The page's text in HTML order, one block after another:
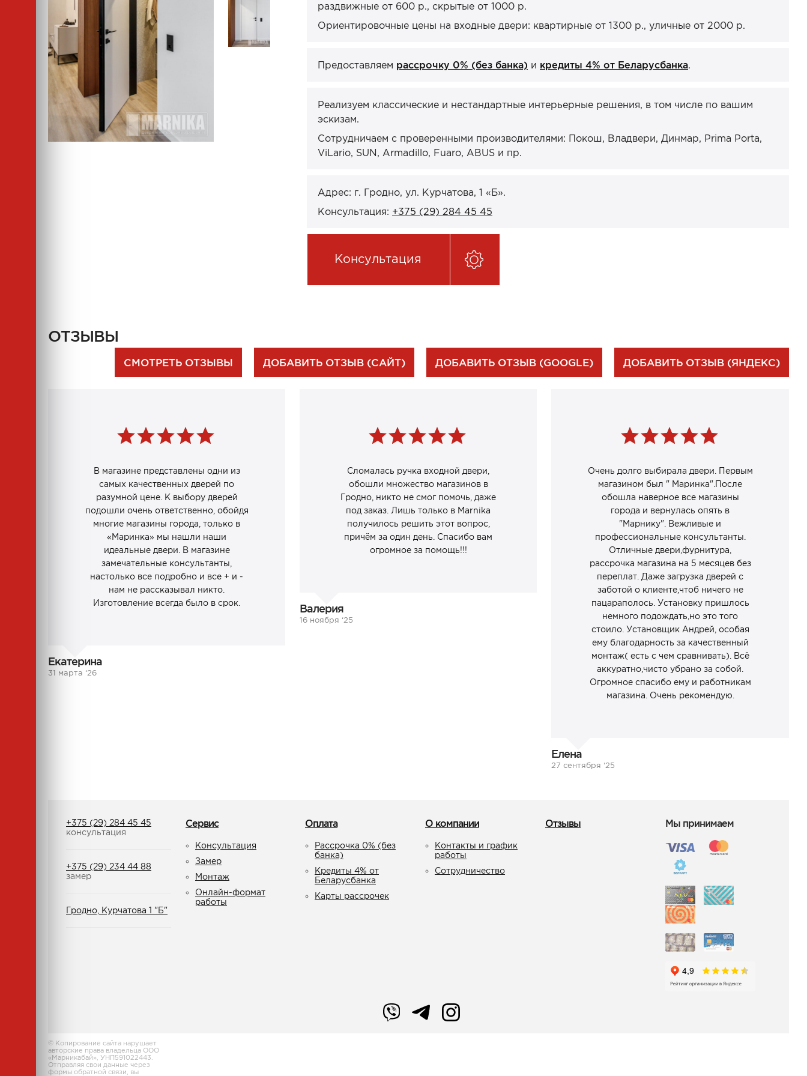
раздвижные от 600 р., скрытые от 1000 р.
Ориентировочные цены на входные двери: квартирные от 1300 р., уличные от 2000 р.
Предоставляем рассрочку 0% (без банка) и кредиты 4% от Беларусбанка.
Реализуем классические и нестандартные интерьерные решения, в том числе по вашим
эскизам.
Сотрудничаем с проверенными производителями: Покош, Владвери, Динмар, Prima Porta,
ViLario, SUN, Armadillo, Fuaro, ABUS и пр.
Адрес: г. Гродно, ул. Курчатова, 1 «Б».
Консультация: +375 (29) 284 45 45
Консультация
ОТЗЫВЫ
СМОТРЕТЬ ОТЗЫВЫ ДОБАВИТЬ ОТЗЫВ (САЙТ) ДОБАВИТЬ ОТЗЫВ (GOOGLE) ДОБАВИТЬ ОТЗЫВ (ЯНДЕКС)
В магазине представлены одни из
самых качественных дверей по
разумной цене. К выбору дверей
подошли очень ответственно, обойдя
многие магазины города, только в
«Маринка» мы нашли наши
идеальные двери. В магазине
замечательные консультанты,
настолько все подробно и все + и -
нам не рассказывал никто.
Изготовление всегда было в срок.
Екатерина
31 марта ‘26
Сломалась ручка входной двери,
обошли множество магазинов в
Гродно, никто не смог помочь, даже
под заказ. Лишь только в Marnika
получилось решить этот вопрос,
причём за один день. Спасибо вам
огромное за помощь!!!
Валерия
16 ноября ‘25
Очень долго выбирала двери. Первым
магазином был " Маринка".После
обошла наверное все магазины
города и вернулась опять в
"Марнику". Вежливые и
профессиональные консультанты.
Отличные двери,фурнитура,
рассрочка магазина на 5 месяцев без
переплат. Даже загрузка дверей с
заботой о клиенте,чтоб ничего не
пацараполось. Установку пришлось
немного подождать,но это того
стоило. Установщик Андрей, особая
ему благодарность за качественный
монтаж( есть с чем сравнивать). Всё
аккуратно,чисто убрано за собой.
Огромное спасибо ему и работникам
магазина. Очень рекомендую.
Елена
27 сентября ‘25
+375 (29) 284 45 45
консультация
+375 (29) 234 44 88
замер
Гродно, Курчатова 1 "Б"
Сервис
Консультация
Замер
Монтаж
Онлайн-формат
работы
Оплата
Рассрочка 0% (без
банка)
Кредиты 4% от
Беларусбанка
Карты рассрочек
О компании
Контакты и график
работы
Сотрудничество
Отзывы Мы принимаем
© Копирование сайта нарушает
авторские права владельца ООО
«Марникабай», УНП591022443.
Отправляя свои данные через
формы обратной связи, вы